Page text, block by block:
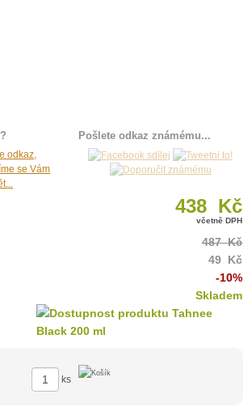
odkaz,
se Vám
Pošlete odkaz známému...
438 Kč
včetně DPH
487 Kč
49 Kč
-10%
Skladem
ks